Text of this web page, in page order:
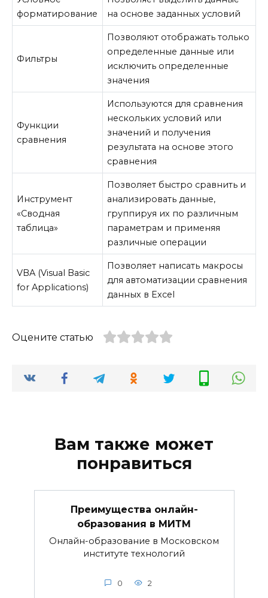
форматирование
на основе заданных условий
Фильтры
Позволяют отображать только
определенные данные или
исключить определенные
значения
Функции
сравнения
Используются для сравнения
нескольких условий или
значений и получения
результата на основе этого
сравнения
Инструмент
«Сводная
таблица»
Позволяет быстро сравнить и
анализировать данные,
группируя их по различным
параметрам и применяя
различные операции
VBA (Visual Basic
for Applications)
Позволяет написать макросы
для автоматизации сравнения
данных в Excel
Оцените статью
Вам также может
понравиться
Преимущества онлайн-
образования в МИТМ
Онлайн-образование в Московском
институте технологий
0 2